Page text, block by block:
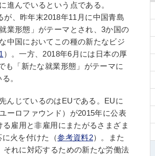
進んでいるという点である。
、昨年末2018年11月に中国青島
業形態」がテーマとされ、3か国の
中国においてこの種の新たなビジ
）。一方、2018年6月には日本の厚
も「新たな就業形態」がテーマに
。
んじているのはEUである。EUに
ーロファウンド）が2015年に公表
雇用と非雇用にまたがるさまざま
火を付けた（参考資料2）。また
れに対応するための新たな労働法